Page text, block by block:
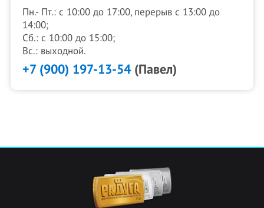
Пн.- Пт.: с 10:00 до 17:00, перерыв с 13:00 до
14:00;
Сб.: с 10:00 до 15:00;
Вс.: выходной.
+7 (900) 197-13-54(Павел)